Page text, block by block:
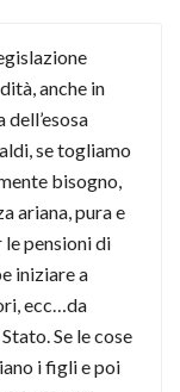
anche in
se togliamo
bisogno,
ariana, pura e
pensioni di
iniziare a
ecc…da
Se le cose
i figli e poi